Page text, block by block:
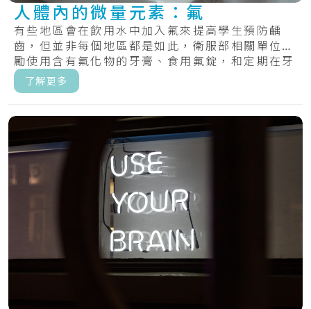
人體內的微量元素：氟
有些地區會在飲用水中加入氟來提高學生預防齲
齒，但並非每個地區都是如此，衛服部相關單位鼓
勵使用含有氟化物的牙膏、食用氟錠，和定期在牙
齒上塗.....
了解更多